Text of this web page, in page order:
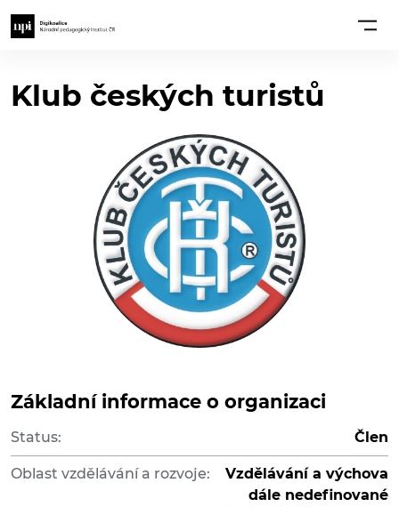
Klub českých turistů
Základní informace o organizaci
Status: Člen
Oblast vzdělávání a rozvoje:
Vzdělávání a výchova
dále nedefinované